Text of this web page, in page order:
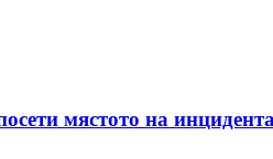
мястото на